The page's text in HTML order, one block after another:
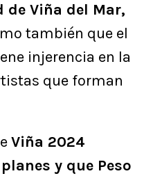
Viña del Mar,
también que el
injerencia en la
que forman
Viña 2024
y que Peso